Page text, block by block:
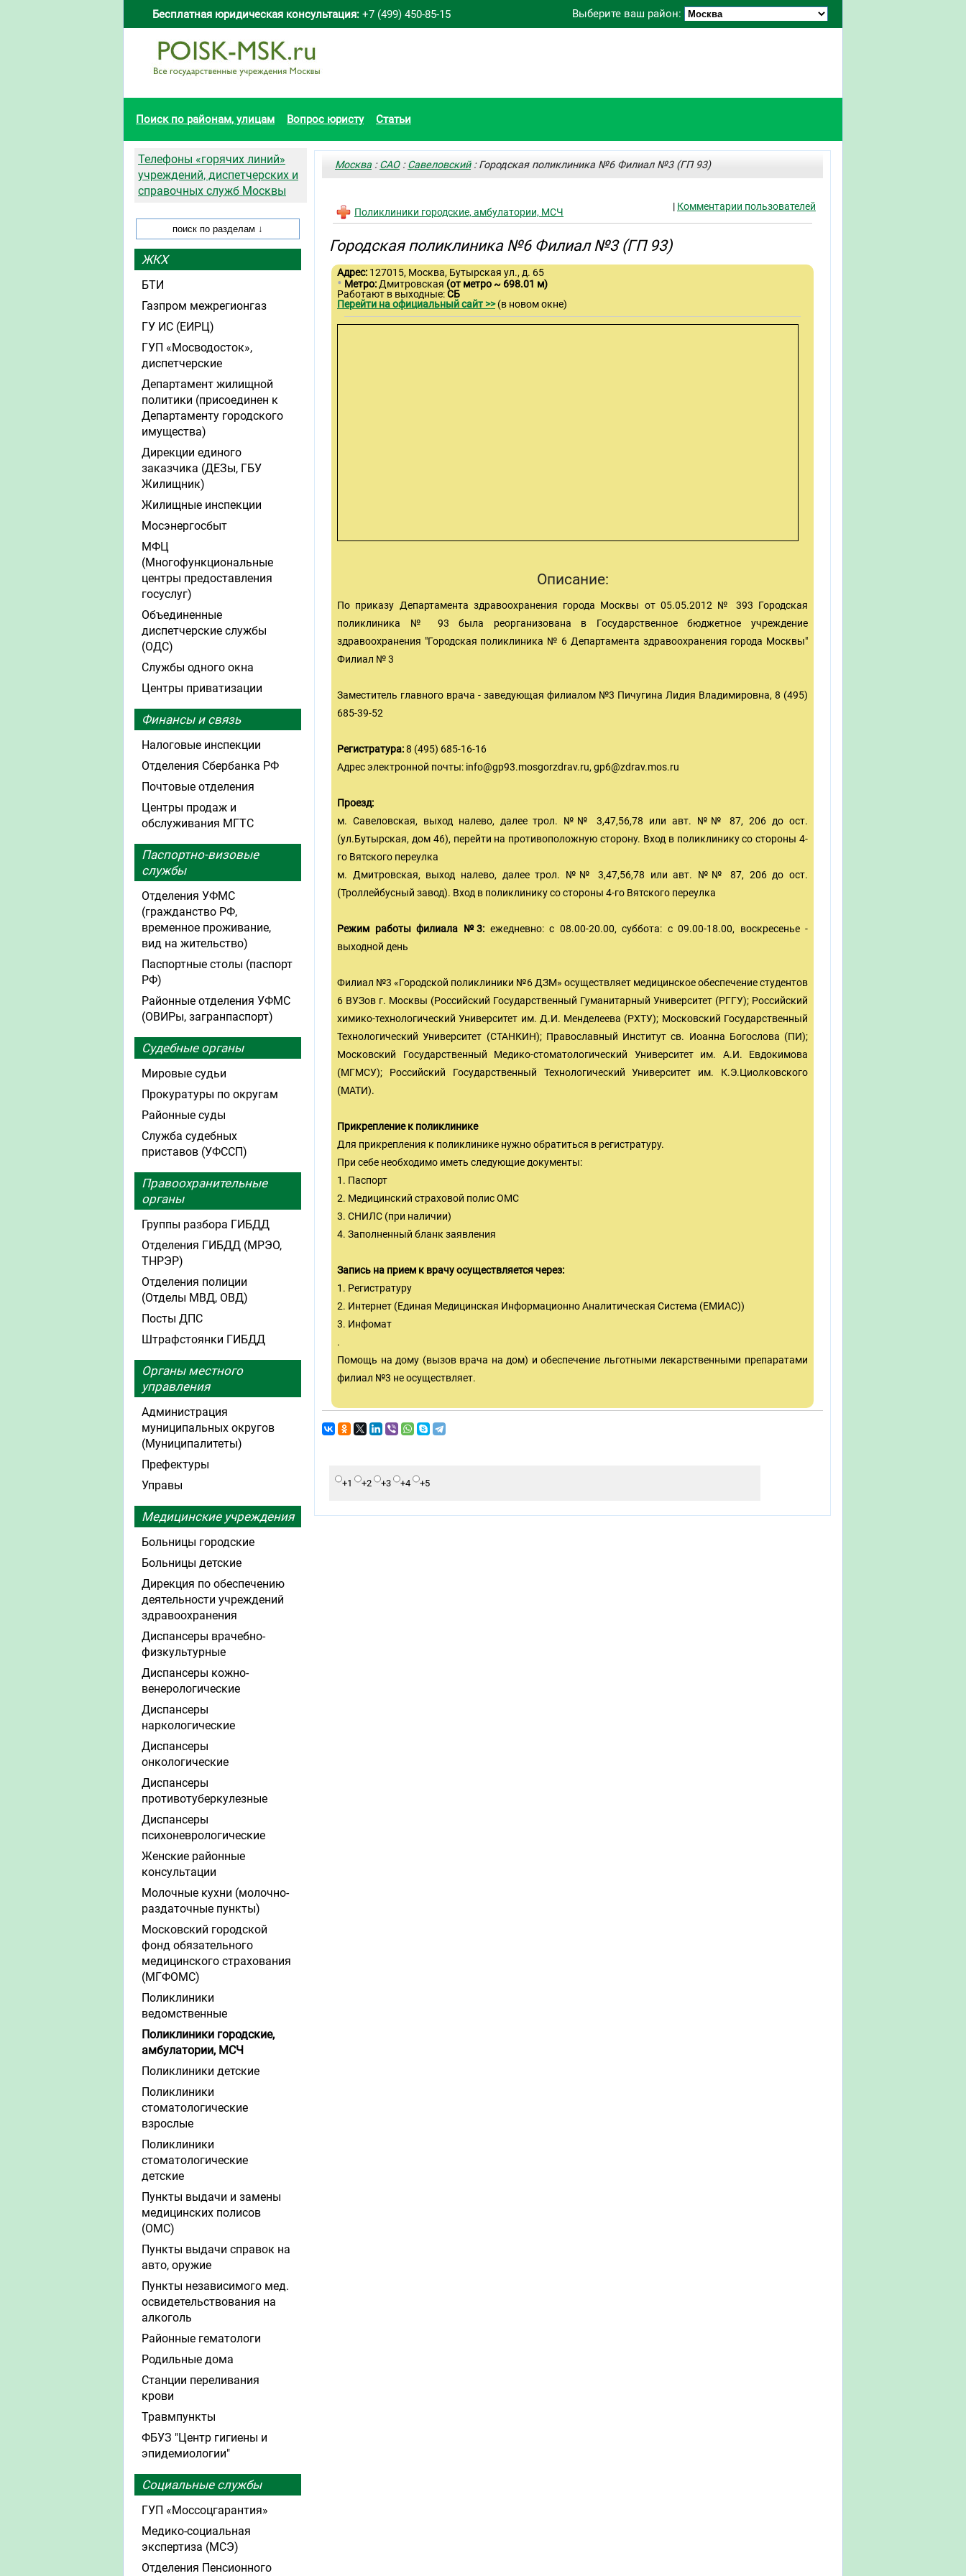
Выберите ваш район:
Бесплатная юридическая консультация: +7 (499) 450-85-15
Поиск по районам, улицам Вопрос юристу Статьи
Москва :САО:Савеловский: Городская поликлиника №6 Филиал №3 (ГП 93)
| Комментарии пользователей
Поликлиники городские, амбулатории, МСЧ
Городская поликлиника №6 Филиал №3 (ГП 93)
Адрес: 127015, Москва, Бутырская ул., д. 65
• Метро: Дмитровская (от метро ~ 698.01 м)
Работают в выходные:СБ
Перейти на официальный сайт >>(в новом окне)
Описание:
По приказу Департамента здравоохранения города Москвы от 05.05.2012 № 393 Городская
поликлиника № 93 была реорганизована в Государственное бюджетное учреждение
здравоохранения "Городская поликлиника № 6 Департамента здравоохранения города Москвы"
Филиал № 3
Заместитель главного врача - заведующая филиалом №3 Пичугина Лидия Владимировна, 8 (495)
685-39-52
Регистратура:8 (495) 685-16-16
Адрес электронной почты: info@gp93.mosgorzdrav.ru, gp6@zdrav.mos.ru
Проезд:
м. Савеловская, выход налево, далее трол. №№ 3,47,56,78 или авт. №№ 87, 206 до ост.
(ул.Бутырская, дом 46), перейти на противоположную сторону. Вход в поликлинику со стороны 4-
го Вятского переулка
м. Дмитровская, выход налево, далее трол. №№ 3,47,56,78 или авт. №№ 87, 206 до ост.
(Троллейбусный завод). Вход в поликлинику со стороны 4-го Вятского переулка
Режим работы филиала №3: ежедневно: с 08.00-20.00, суббота: с 09.00-18.00, воскресенье -
выходной день
Филиал №3 «Городской поликлиники №6 ДЗМ» осуществляет медицинское обеспечение студентов
6 ВУЗов г. Москвы (Российский Государственный Гуманитарный Университет (РГГУ); Российский
химико-технологический Университет им. Д.И. Менделеева (РХТУ); Московский Государственный
Технологический Университет (СТАНКИН); Православный Институт св. Иоанна Богослова (ПИ);
Московский Государственный Медико-стоматологический Университет им. А.И. Евдокимова
(МГМСУ); Российский Государственный Технологический Университет им. К.Э.Циолковского
(МАТИ).
Прикрепление к поликлинике
Для прикрепления к поликлинике нужно обратиться в регистратуру.
При себе необходимо иметь следующие документы:
1. Паспорт
2. Медицинский страховой полис ОМС
3. СНИЛС (при наличии)
4. Заполненный бланк заявления
Запись на прием к врачу осуществляется через:
1. Регистратуру
2. Интернет (Единая Медицинская Информационно Аналитическая Система (ЕМИАС))
3. Инфомат
.
Помощь на дому (вызов врача на дом) и обеспечение льготными лекарственными препаратами
филиал №3 не осуществляет.
+1 +2 +3 +4 +5
Телефоны «горячих линий»
учреждений, диспетчерских и
справочных служб Москвы
ЖКХ
БТИ
Газпром межрегионгаз
ГУ ИС (ЕИРЦ)
ГУП «Мосводосток»,
диспетчерские
Департамент жилищной
политики (присоединен к
Департаменту городского
имущества)
Дирекции единого
заказчика (ДЕЗы, ГБУ
Жилищник)
Жилищные инспекции
Мосэнергосбыт
МФЦ
(Многофункциональные
центры предоставления
госуслуг)
Объединенные
диспетчерские службы
(ОДС)
Службы одного окна
Центры приватизации
Финансы и связь
Налоговые инспекции
Отделения Сбербанка РФ
Почтовые отделения
Центры продаж и
обслуживания МГТС
Паспортно-визовые
службы
Отделения УФМС
(гражданство РФ,
временное проживание,
вид на жительство)
Паспортные столы (паспорт
РФ)
Районные отделения УФМС
(ОВИРы, загранпаспорт)
Судебные органы
Мировые судьи
Прокуратуры по округам
Районные суды
Служба судебных
приставов (УФССП)
Правоохранительные
органы
Группы разбора ГИБДД
Отделения ГИБДД (МРЭО,
ТНРЭР)
Отделения полиции
(Отделы МВД, ОВД)
Посты ДПС
Штрафстоянки ГИБДД
Органы местного
управления
Администрация
муниципальных округов
(Муниципалитеты)
Префектуры
Управы
Медицинские учреждения
Больницы городские
Больницы детские
Дирекция по обеспечению
деятельности учреждений
здравоохранения
Диспансеры врачебно-
физкультурные
Диспансеры кожно-
венерологические
Диспансеры
наркологические
Диспансеры
онкологические
Диспансеры
противотуберкулезные
Диспансеры
психоневрологические
Женские районные
консультации
Молочные кухни (молочно-
раздаточные пункты)
Московский городской
фонд обязательного
медицинского страхования
(МГФОМС)
Поликлиники
ведомственные
Поликлиники городские,
амбулатории, МСЧ
Поликлиники детские
Поликлиники
стоматологические
взрослые
Поликлиники
стоматологические
детские
Пункты выдачи и замены
медицинских полисов
(ОМС)
Пункты выдачи справок на
авто, оружие
Пункты независимого мед.
освидетельствования на
алкоголь
Районные гематологи
Родильные дома
Станции переливания
крови
Травмпункты
ФБУЗ "Центр гигиены и
эпидемиологии"
Социальные службы
ГУП «Моссоцгарантия»
Медико-социальная
экспертиза (МСЭ)
Отделения Пенсионного